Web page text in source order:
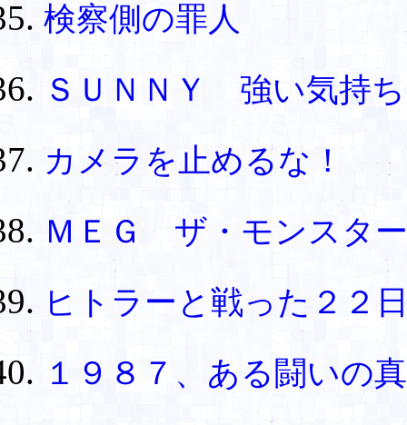
検察側の罪人
ＳＵＮＮＹ 強い気持
カメラを止めるな
ＭＥＧ ザ・モンスター
ヒトラーと戦った２
１９８７、ある闘い